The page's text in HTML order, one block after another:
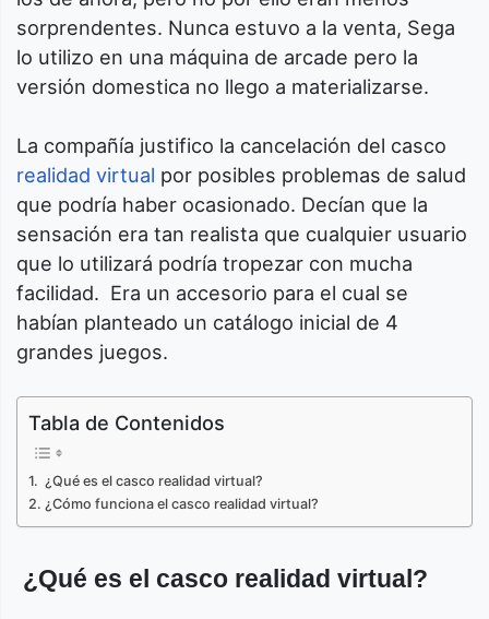
sorprendentes. Nunca estuvo a la venta, Sega
lo utilizo en una máquina de arcade pero la
versión domestica no llego a materializarse.
La compañía justifico la cancelación del casco
realidad virtual por posibles problemas de salud
que podría haber ocasionado. Decían que la
sensación era tan realista que cualquier usuario
que lo utilizará podría tropezar con mucha
facilidad. Era un accesorio para el cual se
habían planteado un catálogo inicial de 4
grandes juegos.
Tabla de Contenidos
¿Qué es el casco realidad virtual?
¿Cómo funciona el casco realidad virtual?
¿Qué es el casco realidad virtual?